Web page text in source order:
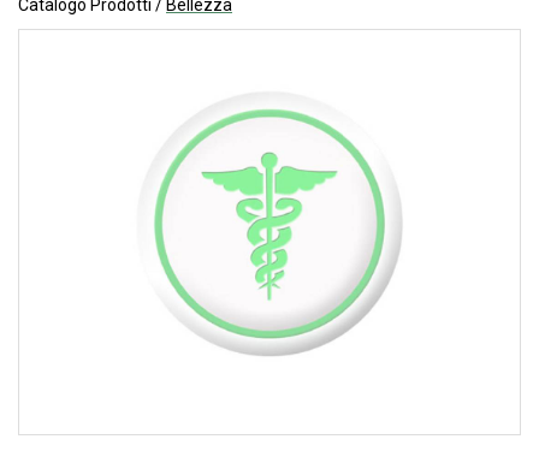
Catalogo Prodotti / Bellezza